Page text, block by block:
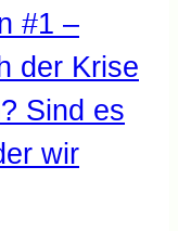
#1 –
der Krise
Sind es
wir